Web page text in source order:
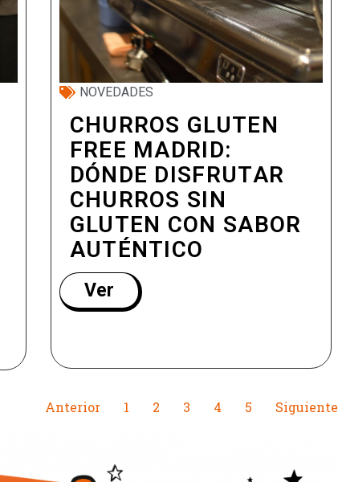
NOVEDADES
CHURROS GLUTEN
FREE MADRID:
DÓNDE DISFRUTAR
CHURROS SIN
GLUTEN CON SABOR
AUTÉNTICO
Ver
Anterior 1 2 3 4 5 Siguiente